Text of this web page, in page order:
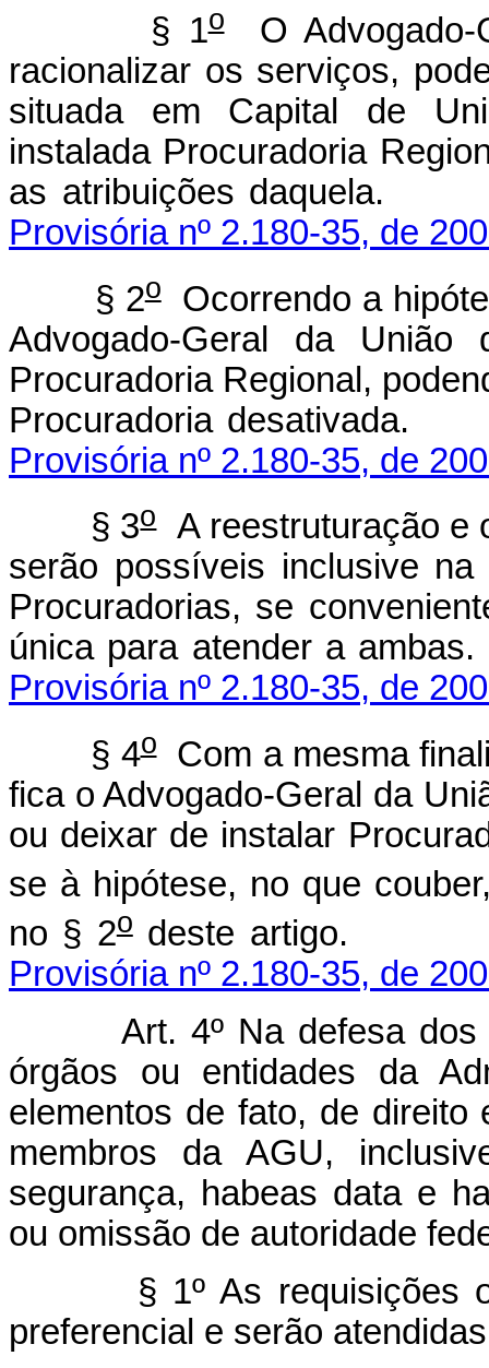
§ 1oO Advogado-
racionalizar os serviços,
situada em Capital de
instalada Procuradoria
as atribuições
Provisória nº 2.180-35, de
§ 2oOcorrendo a
Advogado-Geral da
Procuradoria Regional,
Procuradoria
Provisória nº 2.180-35, de
§ 3oA reestruturação e
serão possíveis inclusive
Procuradorias, se
única para atender
Provisória nº 2.180-35, de
§ 4oCom a mesma
fica o Advogado-Geral da
ou deixar de instalar
se à hipótese, no que
no § 2odeste
Provisória nº 2.180-35, de
Art. 4º Na defesa
órgãos ou entidades da
elementos de fato, de
membros da AGU,
segurança, habeas data e
ou omissão de autoridade
§ 1º As requisições
preferencial e serão